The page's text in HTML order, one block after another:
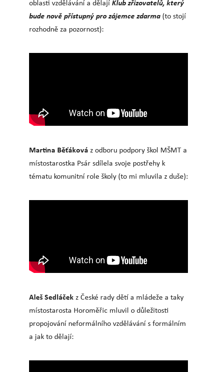
oblasti vzdělávání a dělajíKlub zřizovatelů, který
bude nově přístupný pro zájemce zdarma(to stojí
rozhodně za pozornost):
Martina Běťáková z odboru podpory škol MŠMT a
místostarostka Psár sdílela svoje postřehy k
tématu komunitní role školy (to mi mluvila z duše):
Aleš Sedláčekz České rady dětí a mládeže a taky
místostarosta Horoměřic mluvil o důležitosti
propojování neformálního vzdělávání s formálním
a jak to dělají: